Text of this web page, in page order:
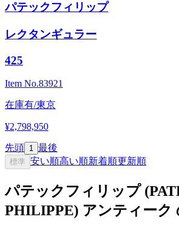
パテックフィリップ
レクタンギュラー
425
Item No.83921
在庫有/東京
¥2,798,950
先頭 1 最後
標準 安い順高い順新着順更新順
パテックフィリップ
PHILIPPE) アンティーク